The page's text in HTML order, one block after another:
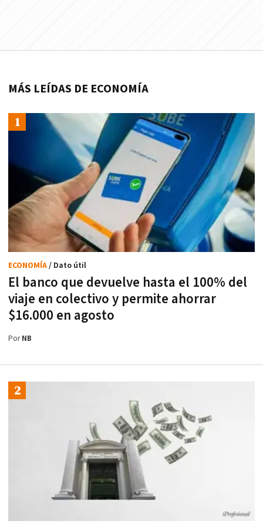
MÁS LEÍDAS DE ECONOMÍA
El banco que devuelve hasta el 100% del
viaje en colectivo y permite ahorrar
$16.000 en agosto
ECONOMÍA/ Dato útil
PorNB